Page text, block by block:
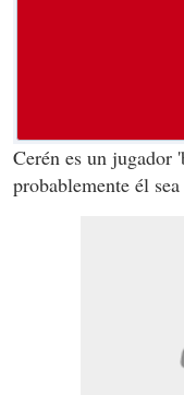
Cerén es un jugador
probablemente él